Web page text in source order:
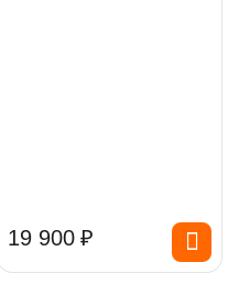
19 900 ₽